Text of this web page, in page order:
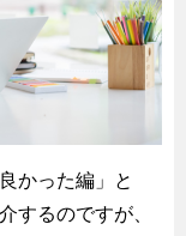
かった編」と
するのですが、